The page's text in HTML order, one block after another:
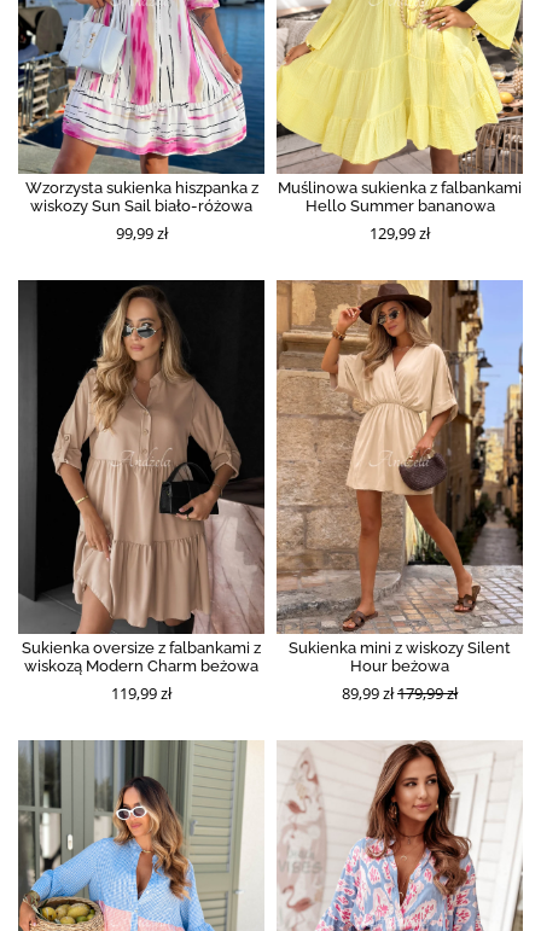
Wzorzysta sukienka hiszpanka z
wiskozy Sun Sail biało-różowa
99,99 zł
Muślinowa sukienka z falbankami
Hello Summer bananowa
129,99 zł
Sukienka oversize z falbankami z
wiskozą Modern Charm beżowa
119,99 zł
Sukienka mini z wiskozy Silent
Hour beżowa
89,99 zł179,99 zł